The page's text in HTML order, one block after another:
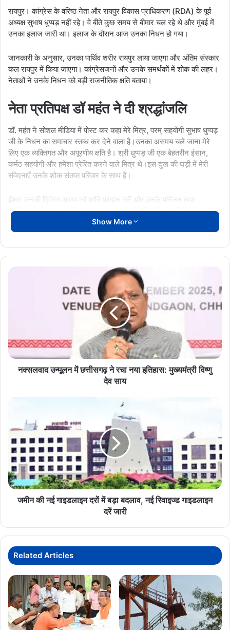
रायपुर। कांग्रेस के वरिष्ठ नेता और रायपुर विकास प्राधिकरण (RDA) के पूर्व
अध्यक्ष सुभाष धुप्पड़ नहीं रहे। वे बीते कुछ समय से बीमार चल रहे थे और मुंबई में
उनका इलाज जारी था। इलाज के दौरान आज उनका निधन हो गया।
जानकारी के अनुसार, उनका पार्थिव शरीर रायपुर लाया जाएगा और अंतिम संस्कार
कल रायपुर में किया जाएगा। कांग्रेसजनों और उनके समर्थकों में शोक की लहर।
नेताओं ने उनके निधन को बड़ी राजनीतिक क्षति बताया।
नेता प्रतिपक्ष डॉ महंत ने दी श्रद्धांजलि
डॉ. महंत ने सोशल मीडिया में पोस्ट कर कहा मेरे मित्र, परम् सहयोगी सुभाष धुप्पड़
जी के निधन का समाचार स्तब्ध कर देने वाला है।उनका असमय चले जाना मेरे
लिए एक व्यक्तिगत और अपूरणीय क्षति है। श्री धुप्पड़ जी एक बेहतरीन इंसान,
कर्मठ सहयोगी और हमेशा प्रेरित करने वाले मित्र थे।इस दुख की घड़ी में मेरी
संवेदनाएँ उनके शोक संतप्त परिवार के साथ हैं।
ईश्वर उनकी दिवंगत आत्मा को शांति प्रदान करें और उनके परिजन तथा
शुभचिंतकों को यह असहनीय दुःख सहन करने की शक्ति दें।भावभीनी श्रद्धांजलि।
Show More
इतिहास:
मुख्यमंत्री
विष्णुनक्सलवाद उन्मूलन में छत्तीसगढ़ ने रचा नया इतिहास: मुख्यमंत्री विष्णु
देव साय
गाइडलाइन
दरों
में
बड़ा
बदलाव,
नई
रिवाइज्ड
जमीन की नई गाइडलाइन दरों में बड़ा बदलाव, नई रिवाइज्ड गाइडलाइन
दरें जारी
Related Articles